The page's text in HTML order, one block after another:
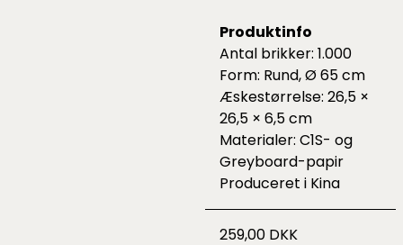
Produktinfo
Antal brikker: 1.000
Form: Rund, Ø 65 cm
Æskestørrelse: 26,5 ×
26,5 × 6,5 cm
Materialer: C1S- og
Greyboard-papir
Produceret i Kina
259,00 DKK